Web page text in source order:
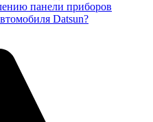
панели приборов
Datsun?